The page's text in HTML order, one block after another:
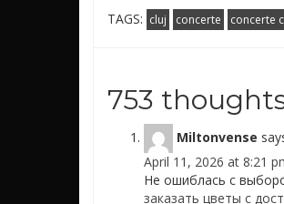
TAGS: cluj concerte concerte
753
Miltonvense
April 11, 2026 at 8:21
Не ошиблась с
заказать цветы с